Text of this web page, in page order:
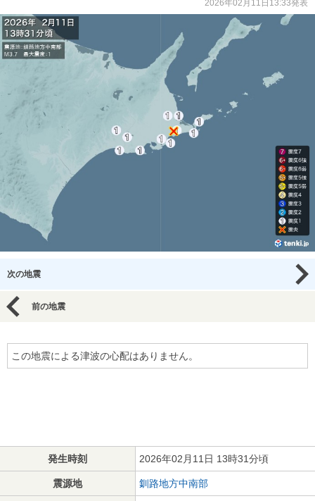
2026年02月11日13:33発表
次の地震
前の地震
この地震による津波の心配はありません。
発生時刻 2026年02月11日 13時31分頃
震源地 釧路地方中南部